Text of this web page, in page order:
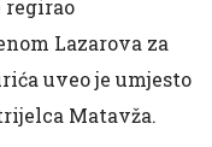
regirao
Lazarova za
uveo je umjesto
Matavža.